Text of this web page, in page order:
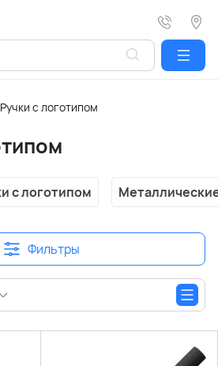
Ручки с логотипом
с логотипом
Фильтры